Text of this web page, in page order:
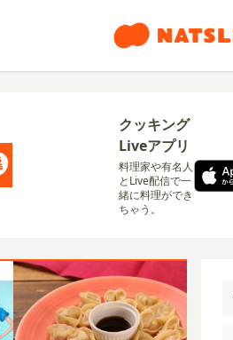
クッキング
Liveアプリ
料理家や有名人
とLive配信で一
緒に料理ができ
ちゃう。